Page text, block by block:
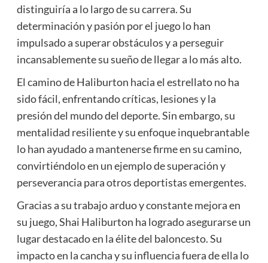
distinguiría a lo largo de su carrera. Su
determinación y pasión por el juego lo han
impulsado a superar obstáculos y a perseguir
incansablemente su sueño de llegar a lo más alto.
El camino de Haliburton hacia el estrellato no ha
sido fácil, enfrentando críticas, lesiones y la
presión del mundo del deporte. Sin embargo, su
mentalidad resiliente y su enfoque inquebrantable
lo han ayudado a mantenerse firme en su camino,
convirtiéndolo en un ejemplo de superación y
perseverancia para otros deportistas emergentes.
Gracias a su trabajo arduo y constante mejora en
su juego, Shai Haliburton ha logrado asegurarse un
lugar destacado en la élite del baloncesto. Su
impacto en la cancha y su influencia fuera de ella lo